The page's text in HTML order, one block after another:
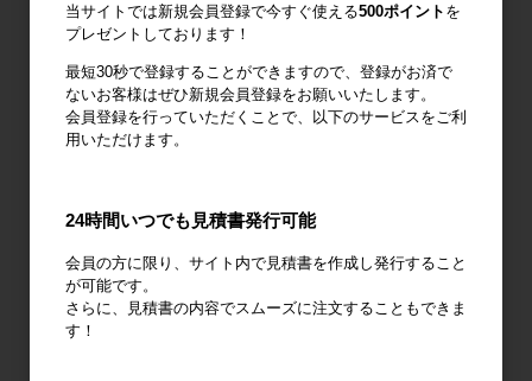
ノーパンクタ
作業環境改善
当サイトでは新規会員登録で今すぐ使える500ポイント を
プレゼントしております！
最短30秒で登録することができますので、登録がお済で
ないお客様はぜひ新規会員登録をお願いいたします。
会員登録を行っていただくことで、以下のサービスをご利
用いただけます。
24時間いつでも見積書発行可能
会員の方に限り、サイト内で見積書を作成し発行すること
が可能です。
さらに、見積書の内容でスムーズに注文することもできま
す！